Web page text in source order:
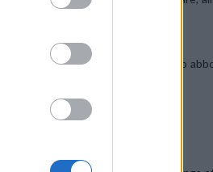
famiglia Unlimited (ricaricabile o